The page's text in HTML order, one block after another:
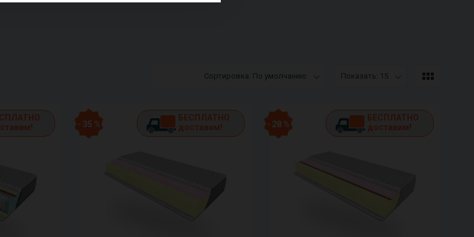
Сортировка: По умолчанию Показать: 15
- 35 %
БЕСПЛАТНО
доставим!
- 28 %
БЕСПЛАТНО
доставим!